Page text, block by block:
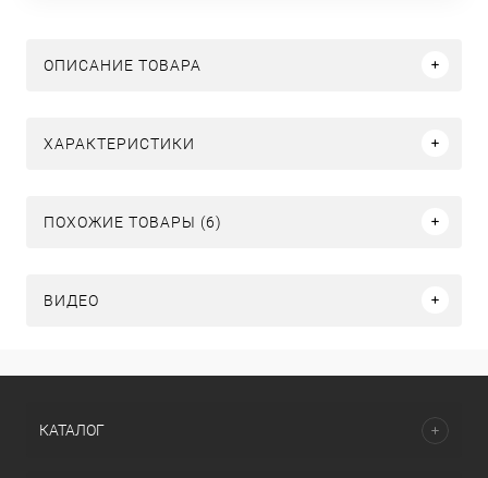
ОПИСАНИЕ ТОВАРА
ХАРАКТЕРИСТИКИ
ПОХОЖИЕ ТОВАРЫ (6)
ВИДЕО
КАТАЛОГ